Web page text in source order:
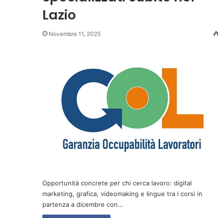
Lazio
Novembre 11, 2025
Opportunità concrete per chi cerca lavoro: digital
marketing, grafica, videomaking e lingue tra i corsi in
partenza a dicembre con…